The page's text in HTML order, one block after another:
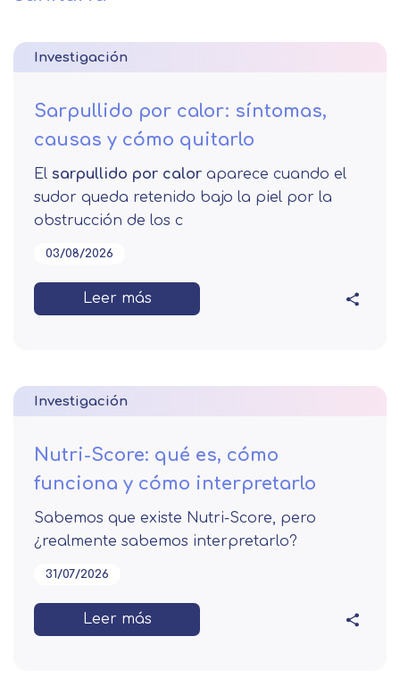
Investigación
Sarpullido por calor: síntomas,
causas y cómo quitarlo
El sarpullido por calor aparece cuando el
sudor queda retenido bajo la piel por la
obstrucción de los c
03/08/2026
Leer más
Investigación
Nutri-Score: qué es, cómo
funciona y cómo interpretarlo
Sabemos que existe Nutri-Score, pero
¿realmente sabemos interpretarlo?
31/07/2026
Leer más